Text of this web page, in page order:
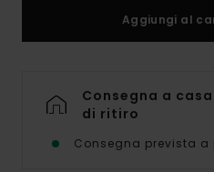
Aggiungi al
Consegna a
di ritiro
Consegna prevista a